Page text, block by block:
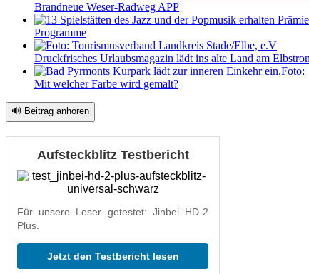
Brandneue Weser-Radweg APP
Programme
Druckfrisches Urlaubsmagazin lädt ins alte Land am
Mit welcher Farbe wird gemalt?
🔊 Beitrag anhören
Aufsteckblitz Testbericht
Für unsere Leser getestet: Jinbei HD-2
Plus.
Jetzt den Testbericht lesen